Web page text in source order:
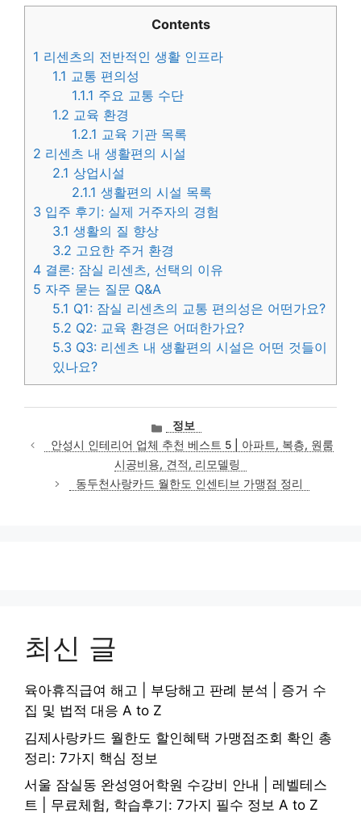
Contents
1 리센츠의 전반적인 생활 인프라
1.1 교통 편의성
1.1.1 주요 교통 수단
1.2 교육 환경
1.2.1 교육 기관 목록
2 리센츠 내 생활편의 시설
2.1 상업시설
2.1.1 생활편의 시설 목록
3 입주 후기: 실제 거주자의 경험
3.1 생활의 질 향상
3.2 고요한 주거 환경
4 결론: 잠실 리센츠, 선택의 이유
5 자주 묻는 질문 Q&A
5.1 Q1: 잠실 리센츠의 교통 편의성은 어떤가요?
5.2 Q2: 교육 환경은 어떠한가요?
5.3 Q3: 리센츠 내 생활편의 시설은 어떤 것들이
있나요?
카
테
고
리
정보
안성시 인테리어 업체 추천 베스트 5 | 아파트, 복층, 원룸
시공비용, 견적, 리모델링
동두천사랑카드 월한도 인센티브 가맹점 정리
최신 글
육아휴직급여 해고 | 부당해고 판례 분석 | 증거 수
집 및 법적 대응 A to Z
김제사랑카드 월한도 할인혜택 가맹점조회 확인 총
정리: 7가지 핵심 정보
서울 잠실동 완성영어학원 수강비 안내 | 레벨테스
트 | 무료체험, 학습후기: 7가지 필수 정보 A to Z